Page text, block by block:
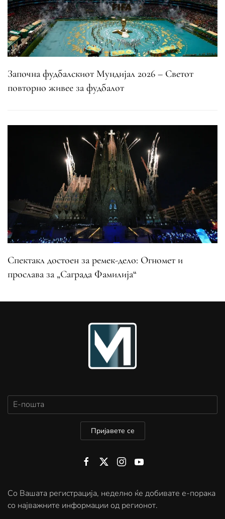
Започна фудбалскиот Мундијал 2026 – Светот
повторно живее за фудбалот
Спектакл достоен за ремек-дело: Огномет и
прослава за „Саграда Фамилија“
Пријавете се
Со Вашата регистрација, неделно ќе добивате е-порака
со најважните информации од регионот.